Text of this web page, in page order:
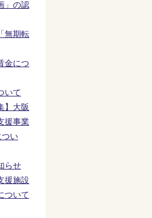
」の認
無期転
金につ
いて
】大阪
援事業
つい
らせ
援施設
ついて